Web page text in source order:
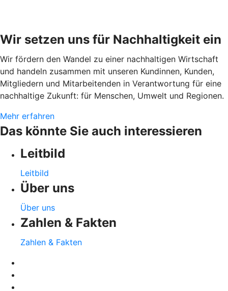
Wir setzen uns für Nachhaltigkeit ein
Wir fördern den Wandel zu einer nachhaltigen Wirtschaft
und handeln zusammen mit unseren Kundinnen, Kunden,
Mitgliedern und Mitarbeitenden in Verantwortung für eine
nachhaltige Zukunft: für Menschen, Umwelt und Regionen.
Mehr erfahren
Das könnte Sie auch interessieren
Leitbild
Leitbild
Über uns
Über uns
Zahlen & Fakten
Zahlen & Fakten